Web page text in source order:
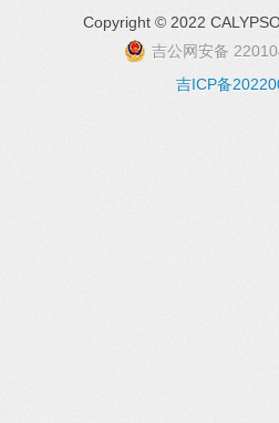
Copyright © 2022
吉公网安备
吉ICP备